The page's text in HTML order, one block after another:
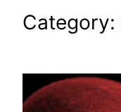
Category: